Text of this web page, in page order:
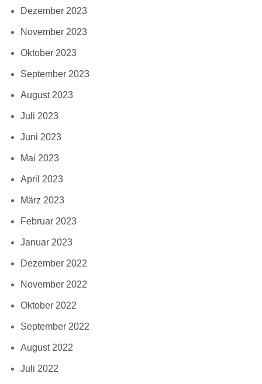
Dezember 2023
November 2023
Oktober 2023
September 2023
August 2023
Juli 2023
Juni 2023
Mai 2023
April 2023
März 2023
Februar 2023
Januar 2023
Dezember 2022
November 2022
Oktober 2022
September 2022
August 2022
Juli 2022